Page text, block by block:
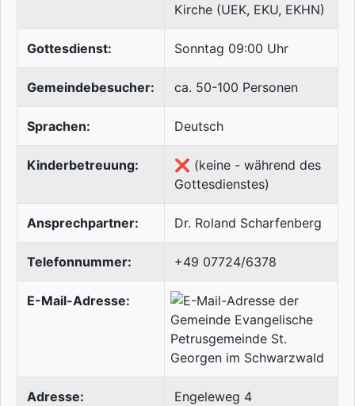
Kirche (UEK, EKU, EKHN)
Gottesdienst: Sonntag 09:00 Uhr
Gemeindebesucher: ca. 50-100 Personen
Sprachen: Deutsch
Kinderbetreuung:
❌ (keine - während des
Gottesdienstes)
Ansprechpartner: Dr. Roland Scharfenberg
Telefonnummer: +49 07724/6378
E-Mail-Adresse:
Adresse:
Engeleweg 4